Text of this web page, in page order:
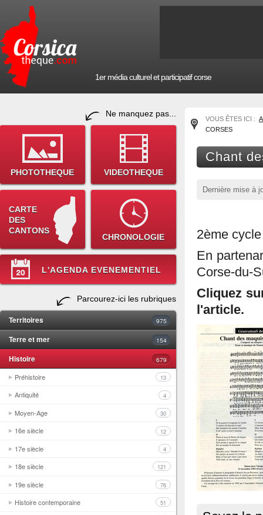
1er média culturel et participatif corse
Ne manquez pas...
PHOTOTHEQUE VIDEOTHEQUE
CARTE
DES
CANTONS
CHRONOLOGIE
L'AGENDA EVENEMENTIEL
Parcourez-ici les rubriques
Territoires 975
Terre et mer 154
Histoire 679
Préhistoire 13
Antiquité 4
Moyen-Age 30
16e siècle 12
17e siècle 4
18e siècle 121
19e siècle 76
Histoire contemporaine 51
VOUS ÊTES ICI :
CORSES
Chant
Dernière mise à
2ème
En
Corse-du-
Cliquez
l'article.